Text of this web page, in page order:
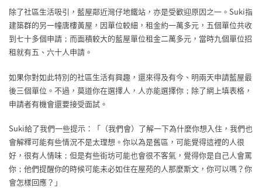
除了社區生活吸引，藍屋鄰近灣仔地鐵站，亦是受歡迎原因之一。Suki指
建築群的另一幢唐樓黃屋，因單位較細，租金約一萬多元，五個單位共收
到七十多個申請；而面積較大的藍屋單位租金二萬多元，當時九個單位招
租就有五、六十人申請。
如果你對如此特別的社區生活有興趣，還來得及有今、明兩天申請藍屋最
後三個單位。不過，莫道你在選擇人，人亦能選擇你；除了網上填表格，
申請者有機會還要接受面試。
Suki給了我們一些提示：「（我們會）了解一下為什麼你想入住，我們也
會解釋可能有些情況不是太理想。你以為是舊區，可能覺得這裡的人很
好，很有人情味；但是有些街坊可能也會很不客氣，覺得你是自己人會罵
你；他們提醒你的時候可能未必如住在屋苑的人那麼斯文，你可以嗎？你
會怎樣回應？」